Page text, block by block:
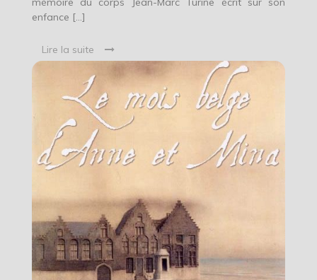
enfance […]
Lire la suite